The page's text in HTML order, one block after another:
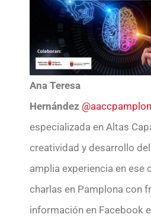
Ana Teresa
Hernández
especializada en Altas
creatividad y desarrollo
amplia experiencia en ese
charlas en Pamplona con
información en Facebook